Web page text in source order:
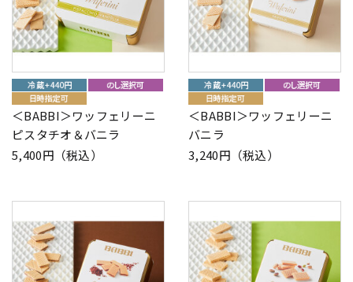
＜BABBI＞ワッフェリーニ
ピスタチオ＆バニラ
5,400円（税込）
＜BABBI＞ワッフェリーニ
バニラ
3,240円（税込）